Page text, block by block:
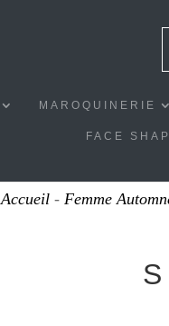
MAROQUINERIE
FACE
Accueil - Femme